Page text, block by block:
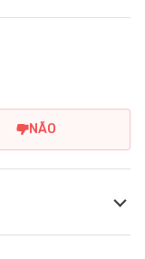
NÃO